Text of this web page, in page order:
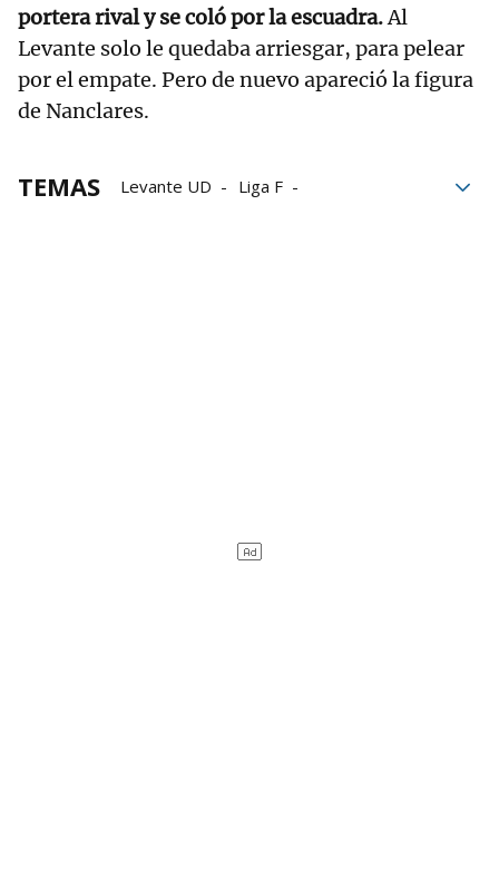
portera rival y se coló por la escuadra.Al
Levante solo le quedaba arriesgar, para pelear
por el empate. Pero de nuevo apareció la figura
de Nanclares.
TEMAS Levante UD
Liga F